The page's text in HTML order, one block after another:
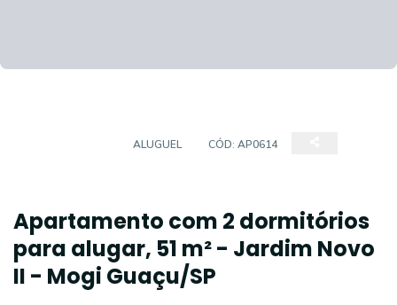
ALUGUEL CÓD: AP0614
Apartamento com 2 dormitórios
para alugar, 51 m² - Jardim Novo
II - Mogi Guaçu/SP